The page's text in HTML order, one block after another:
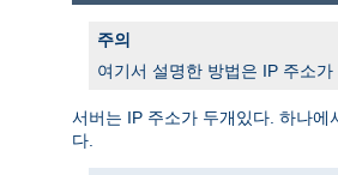
주의
여기서 설명한 방법은 IP 주소
서버는 IP 주소가 두개있다. 하나에
다.